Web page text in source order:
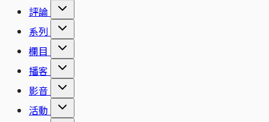
評論
系列
欄目
播客
影音
活動